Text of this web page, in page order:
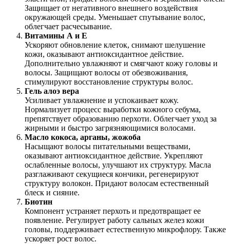
Защищает от негативного внешнего воздействия
окружающей среды. Уменьшает спутывание волос,
облегчает расчесывание.
Витамины А и Е
Ускоряют обновление клеток, снимают шелушение
кожи, оказывают антиоксидантное действие.
Дополнительно увлажняют и смягчают кожу головы и
волосы. Защищают волосы от обезвоживания,
стимулируют восстановление структуры волос.
Гель алоэ вера
Усиливает увлажнение и успокаивает кожу.
Нормализует процесс выработки кожного себума,
препятствует образованию перхоти. Облегчает уход за
жирными и быстро загрязняющимися волосами.
Масло кокоса, арганы, жожоба
Насыщают волосы питательными веществами,
оказывают антиоксидантное действие. Укрепляют
ослабленные волосы, улучшают их структуру. Масла
разглаживают секущиеся кончики, регенерируют
структуру волокон. Придают волосам естественный
блеск и сияние.
Биотин
Компонент устраняет перхоть и предотвращает ее
появление. Регулирует работу сальных желез кожи
головы, поддерживает естественную микрофлору. Также
ускоряет рост волос.